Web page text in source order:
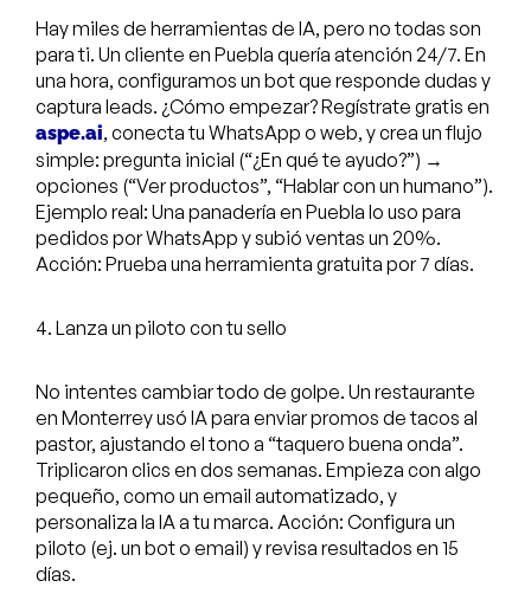
Hay miles de herramientas de IA, pero no todas son
para ti. Un cliente en Puebla quería atención 24/7. En
una hora, configuramos un bot que responde dudas y
captura leads. ¿Cómo empezar? Regístrate gratis en
aspe.ai, conecta tu WhatsApp o web, y crea un flujo
simple: pregunta inicial (“¿En qué te ayudo?”) →
opciones (“Ver productos”, “Hablar con un humano”).
Ejemplo real: Una panadería en Puebla lo uso para
pedidos por WhatsApp y subió ventas un 20%.
Acción: Prueba una herramienta gratuita por 7 días.
4. Lanza un piloto con tu sello
No intentes cambiar todo de golpe. Un restaurante
en Monterrey usó IA para enviar promos de tacos al
pastor, ajustando el tono a “taquero buena onda”.
Triplicaron clics en dos semanas. Empieza con algo
pequeño, como un email automatizado, y
personaliza la IA a tu marca. Acción: Configura un
piloto (ej. un bot o email) y revisa resultados en 15
días.